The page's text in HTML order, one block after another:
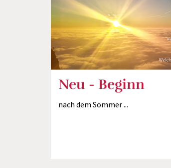
Neu - Beginn
nach dem Sommer ...